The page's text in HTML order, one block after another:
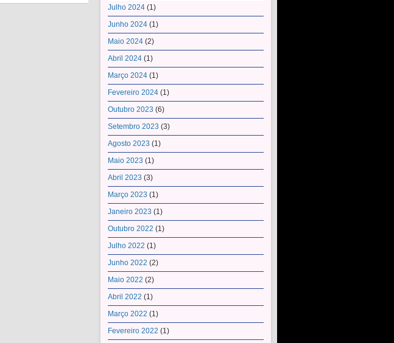
Julho 2024 (1)
Junho 2024 (1)
Maio 2024 (2)
Abril 2024 (1)
Março 2024 (1)
Fevereiro 2024 (1)
Outubro 2023 (6)
Setembro 2023 (3)
Agosto 2023 (1)
Maio 2023 (1)
Abril 2023 (3)
Março 2023 (1)
Janeiro 2023 (1)
Outubro 2022 (1)
Julho 2022 (1)
Junho 2022 (2)
Maio 2022 (2)
Abril 2022 (1)
Março 2022 (1)
Fevereiro 2022 (1)